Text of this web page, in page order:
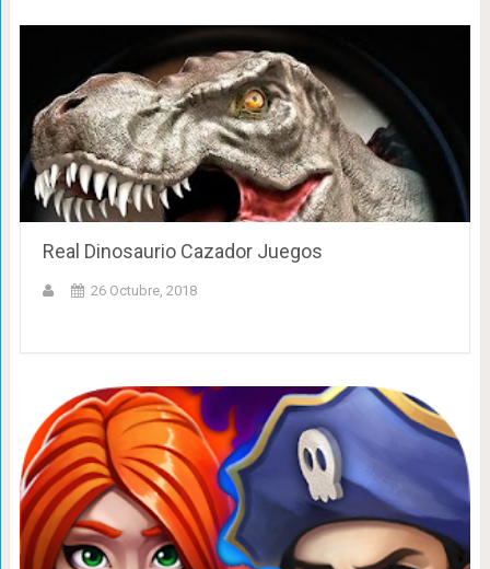
Real Dinosaurio Cazador Juegos
26 Octubre, 2018